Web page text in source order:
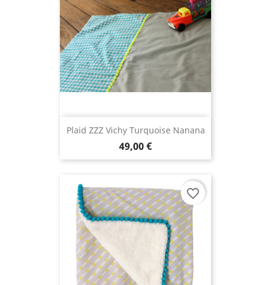
Plaid ZZZ Vichy Turquoise Nanana
49,00 €
favorite_border